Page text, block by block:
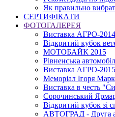
Як правильно
СЕРТИФІКАТИ
ФОТОГАЛЕРЕЯ
Виставка АГРО-2014
Відкритий кубок
МОТОБАЙК 2015
Рівненська
Виставка АГРО-2015
Меморіал Ігоря
Виставка в честь
Сорочинський
Відкритий кубок зі
АВТОГРАД - Друга